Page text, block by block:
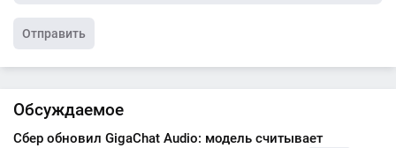
Отправить
Обсуждаемое
Сбер обновил GigaChat Audio: модель считывает